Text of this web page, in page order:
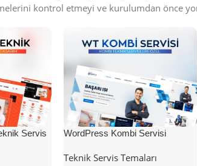
kontrol etmeyi ve kurulumdan önce
Servis
WordPress Kombi Servisi
Teknik Servis Temaları